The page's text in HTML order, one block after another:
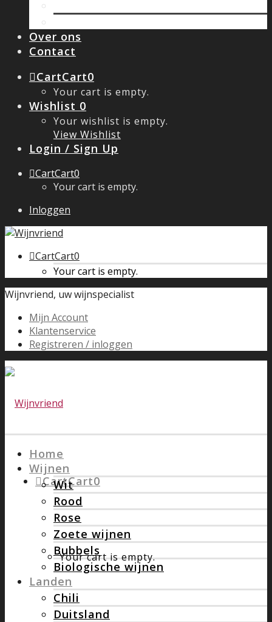
Over ons
Contact
CartCart0
Your cart is empty.
Wishlist 0
Your wishlist is empty.
View Wishlist
Login / Sign Up
CartCart0
Your cart is empty.
Inloggen
CartCart0
Your cart is empty.
Wijnvriend, uw wijnspecialist
Mijn Account
Klantenservice
Registreren / inloggen
CartCart0
Your cart is empty.
Home
Wijnen
Wit
Rood
Rose
Zoete wijnen
Bubbels
Biologische wijnen
Landen
Chili
Duitsland